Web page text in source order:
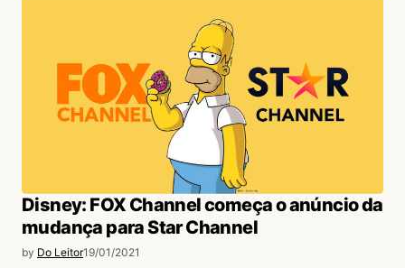
Disney: FOX Channel começa o anúncio da
mudança para Star Channel
by Do Leitor19/01/2021